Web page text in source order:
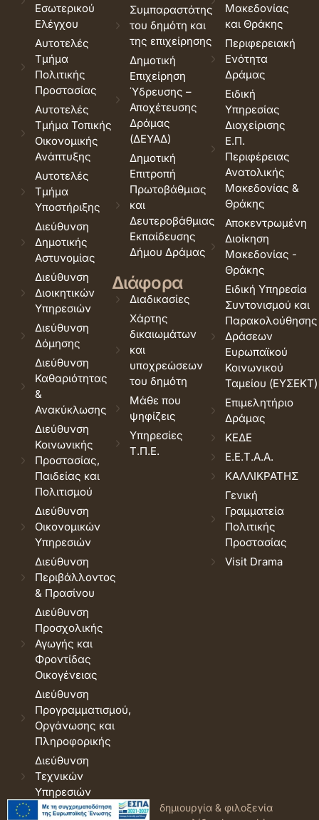
Εσωτερικού
Ελέγχου
Αυτοτελές
Τμήμα
Πολιτικής
Προστασίας
Αυτοτελές
Τμήμα Τοπικής
Οικονομικής
Ανάπτυξης
Αυτοτελές
Τμήμα
Υποστήριξης
Διεύθυνση
Δημοτικής
Αστυνομίας
Διεύθυνση
Διοικητικών
Υπηρεσιών
Διεύθυνση
Δόμησης
Διεύθυνση
Καθαριότητας
&
Ανακύκλωσης
Διεύθυνση
Κοινωνικής
Προστασίας,
Παιδείας και
Πολιτισμού
Διεύθυνση
Οικονομικών
Υπηρεσιών
Διεύθυνση
Περιβάλλοντος
& Πρασίνου
Διεύθυνση
Προσχολικής
Αγωγής και
Φροντίδας
Οικογένειας
Διεύθυνση
Προγραμματισμού,
Οργάνωσης και
Πληροφορικής
Διεύθυνση
Τεχνικών
Υπηρεσιών
Συμπαραστάτης
του δημότη και
της επιχείρησης
Δημοτική
Επιχείρηση
Ύδρευσης –
Αποχέτευσης
Δράμας
(ΔΕΥΑΔ)
Δημοτική
Επιτροπή
Πρωτοβάθμιας
και
Δευτεροβάθμιας
Εκπαίδευσης
Δήμου Δράμας
Διάφορα
Διαδικασίες
Χάρτης
δικαιωμάτων
και
υποχρεώσεων
του δημότη
Μάθε που
ψηφίζεις
Υπηρεσίες
Τ.Π.Ε.
Μακεδονίας
και Θράκης
Περιφερειακή
Ενότητα
Δράμας
Ειδική
Υπηρεσίας
Διαχείρισης
Ε.Π.
Περιφέρειας
Ανατολικής
Μακεδονίας &
Θράκης
Αποκεντρωμένη
Διοίκηση
Μακεδονίας -
Θράκης
Ειδική Υπηρεσία
Συντονισμού και
Παρακολούθησης
Δράσεων
Ευρωπαϊκού
Κοινωνικού
Ταμείου (ΕΥΣΕΚΤ)
Επιμελητήριο
Δράμας
ΚΕΔΕ
Ε.Ε.Τ.Α.Α.
ΚΑΛΛΙΚΡΑΤΗΣ
Γενική
Γραμματεία
Πολιτικής
Προστασίας
Visit Drama
© 2026 Δήμος Δράμας. Όροι
δημιουργία & φιλοξενία